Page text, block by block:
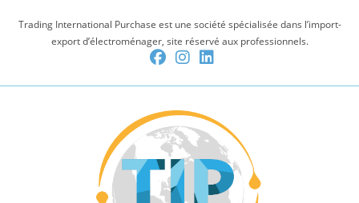
Trading International Purchase est une société spécialisée dans l’import-
export d’électroménager, site réservé aux professionnels.